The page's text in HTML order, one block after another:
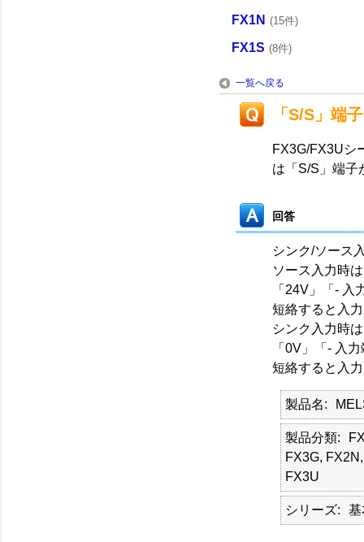
FX1N (15件)
FX1S (8件)
一覧へ戻る
「S/S」端
FX3G/FX3Uシ
は「S/S」端子
回答
シンク/ソース
ソース入力時
「24V」「-
短絡すると入
シンク入力時
「0V」「- 入
短絡すると入
製品名
製品分類
FX3G, FX2N,
FX3U
シリーズ 基